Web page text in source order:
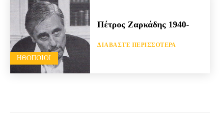
HΘΟΠΟΙΟΊ
Πέτρος Ζαρκάδης 1940-
ΔΙΑΒΆΣΤΕ ΠΕΡΙΣΣΌΤΕΡΑ